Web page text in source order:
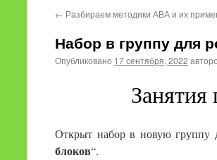
← Разбираем методики АВА и их
Набор в группу для
Опубликовано 17 сентября, 2022
Открыт набор в новую группу
блоков“.